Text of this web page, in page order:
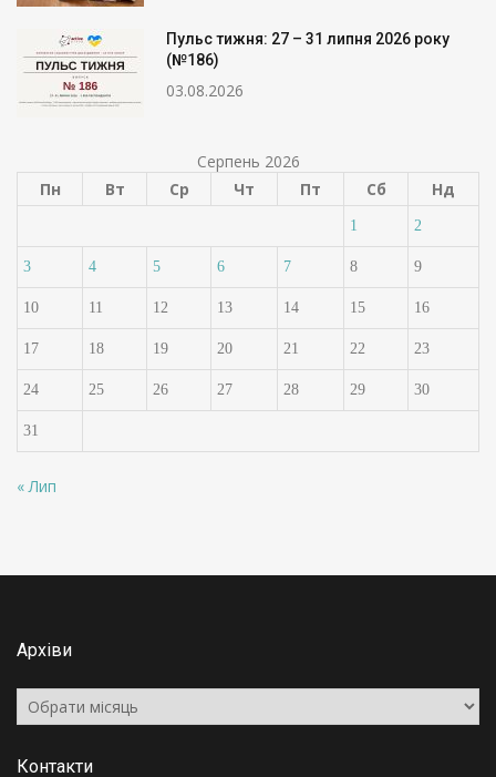
Пульс тижня: 27 – 31 липня 2026 року
(№186)
03.08.2026
Серпень 2026
Пн
Вт Ср Чт Пт Сб Нд
1 2
3 4 5 6 7 8 9
10 11 12 13 14 15 16
17 18 19 20 21 22 23
24 25 26 27 28 29 30
31
« Лип
Архіви
Архіви
Контакти